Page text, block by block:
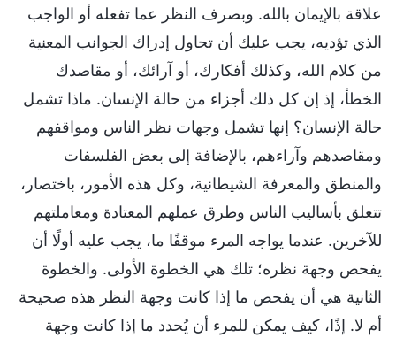
علاقة بالإيمان بالله. وبصرف النظر عما تفعله أو الواجب
الذي تؤديه، يجب عليك أن تحاول إدراك الجوانب المعنية
من كلام الله، وكذلك أفكارك، أو آرائك، أو مقاصدك
الخطأ، إذ إن كل ذلك أجزاء من حالة الإنسان. ماذا تشمل
حالة الإنسان؟ إنها تشمل وجهات نظر الناس ومواقفهم
ومقاصدهم وآراءهم، بالإضافة إلى بعض الفلسفات
والمنطق والمعرفة الشيطانية، وكل هذه الأمور، باختصار،
تتعلق بأساليب الناس وطرق عملهم المعتادة ومعاملتهم
للآخرين. عندما يواجه المرء موقفًا ما، يجب عليه أولًا أن
يفحص وجهة نظره؛ تلك هي الخطوة الأولى. والخطوة
الثانية هي أن يفحص ما إذا كانت وجهة النظر هذه صحيحة
أم لا. إذًا، كيف يمكن للمرء أن يُحدد ما إذا كانت وجهة